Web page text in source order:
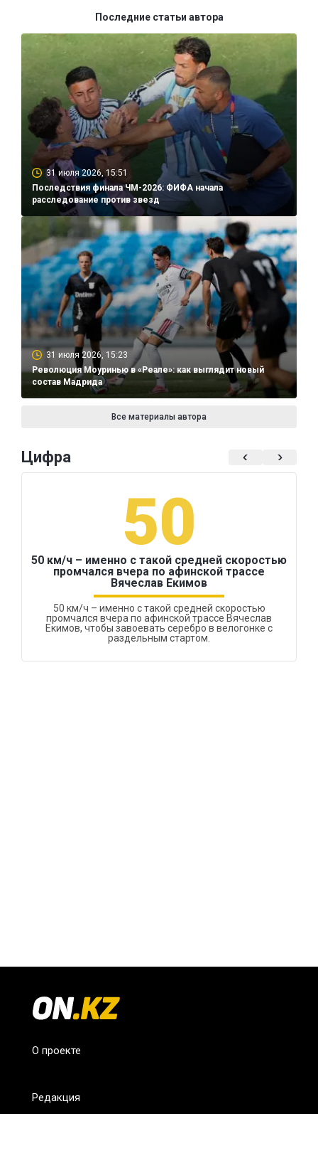
Последние статьи автора
31 июля 2026, 15:51
Последствия финала ЧМ-2026: ФИФА начала
расследование против звезд
31 июля 2026, 15:23
Революция Моуринью в «Реале»: как выглядит новый
состав Мадрида
Все материалы автора
Цифра
50
50 км/ч – именно с такой средней скоростью
промчался вчера по афинской трассе
Вячеслав Екимов
50 км/ч – именно с такой средней скоростью
промчался вчера по афинской трассе Вячеслав
Екимов, чтобы завоевать серебро в велогонке с
раздельным стартом.
О проекте
Редакция